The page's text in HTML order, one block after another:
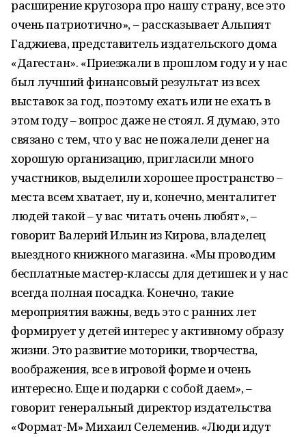
расширение кругозора про нашу страну, все это
очень патриотично», – рассказывает Альпият
Гаджиева, представитель издательского дома
«Дагестан». «Приезжали в прошлом году и у нас
был лучший финансовый результат из всех
выставок за год, поэтому ехать или не ехать в
этом году – вопрос даже не стоял. Я думаю, это
связано с тем, что у вас не пожалели денег на
хорошую организацию, пригласили много
участников, выделили хорошее пространство –
места всем хватает, ну и, конечно, менталитет
людей такой – у вас читать очень любят», –
говорит Валерий Ильин из Кирова, владелец
выездного книжного магазина. «Мы проводим
бесплатные мастер-классы для детишек и у нас
всегда полная посадка. Конечно, такие
мероприятия важны, ведь это с ранних лет
формирует у детей интерес у активному образу
жизни. Это развитие моторики, творчества,
воображения, все в игровой форме и очень
интересно. Еще и подарки с собой даем», –
говорит генеральный директор издательства
«Формат-М» Михаил Селеменив. «Люди идут